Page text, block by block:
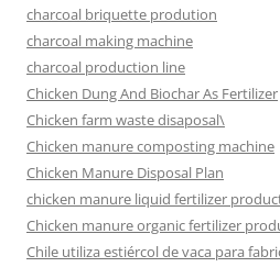
charcoal briquette prodution
charcoal making machine
charcoal production line
Chicken Dung And Biochar As Fertilizer
Chicken farm waste disaposal\
Chicken manure composting machine
Chicken Manure Disposal Plan
chicken manure liquid fertilizer
Chicken manure organic fertilizer
Chile utiliza estiércol de vaca para